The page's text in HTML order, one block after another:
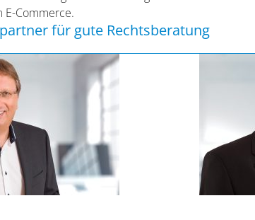
Commerce.
für gute Rechtsberatung